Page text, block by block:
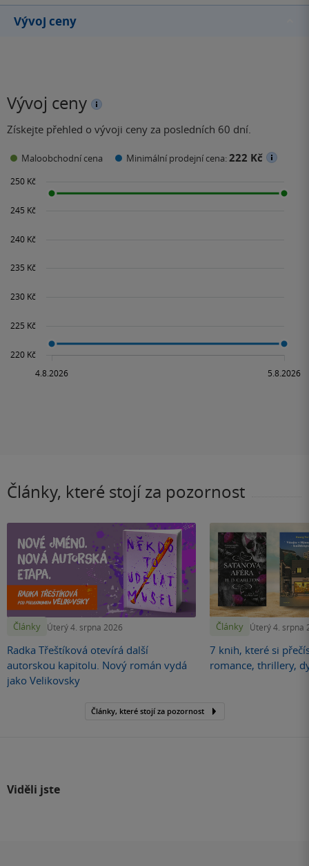
Vývoj ceny
Vývoj ceny
Získejte přehled o vývoji ceny za posledních 60 dní.
Maloobchodní cena Minimální prodejní cena:222 Kč
Články, které stojí za pozornost
Články Úterý 4. srpna 2026
Radka Třeštíková otevírá další
autorskou kapitolu. Nový román vydá
jako Velikovsky
Články Úterý 4. srpna
7 knih, které si
romance, thrillery,
Články, které stojí za pozornost
Viděli jste